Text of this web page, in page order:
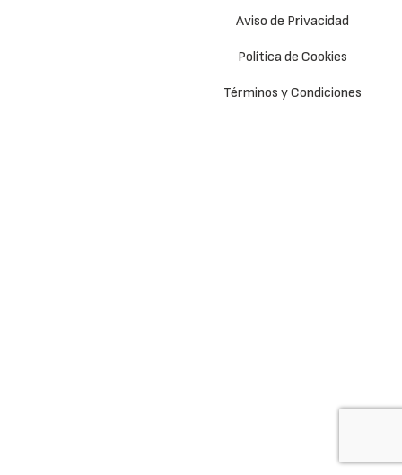
Aviso de Privacidad
Política de Cookies
Términos y Condiciones